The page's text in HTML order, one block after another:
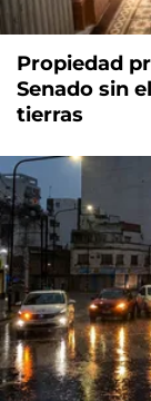
Propiedad
Senado sin
tierras